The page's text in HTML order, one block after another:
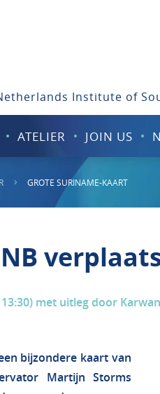
Institute of
ATELIER JOIN US
GROTE SURINAME-KAART
met uitleg door
bijzondere kaart van
Martijn Storms